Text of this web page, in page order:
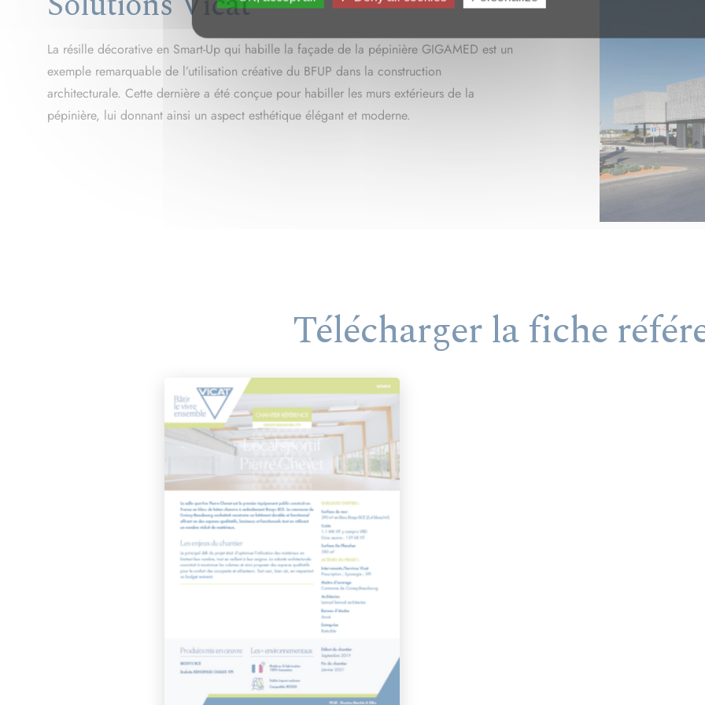
La résille décorative en Smart-Up qui habille la façade de la pépinière GIGAMED est un
exemple remarquable de l’utilisation créative du BFUP dans la construction
architecturale. Cette dernière a été conçue pour habiller les murs extérieurs de la
pépinière, lui donnant ainsi un aspect esthétique élégant et moderne.
Télécharger la fiche